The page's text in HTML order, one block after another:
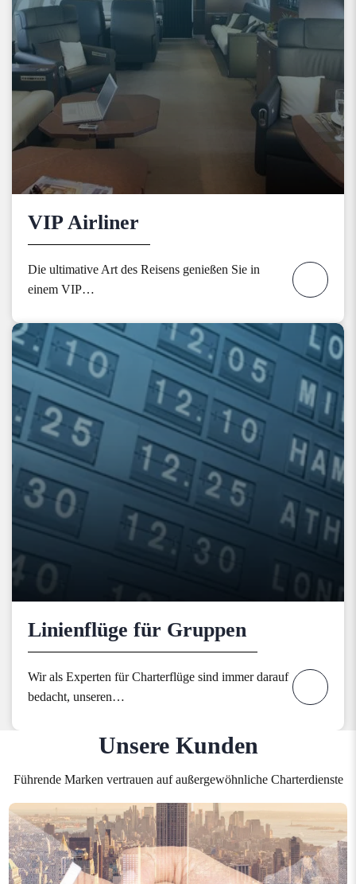
VIP Airliner
Die ultimative Art des Reisens genießen Sie in
einem VIP…
Linienflüge für Gruppen
Wir als Experten für Charterflüge sind immer darauf
bedacht, unseren…
Unsere Kunden
Führende Marken vertrauen auf außergewöhnliche Charterdienste